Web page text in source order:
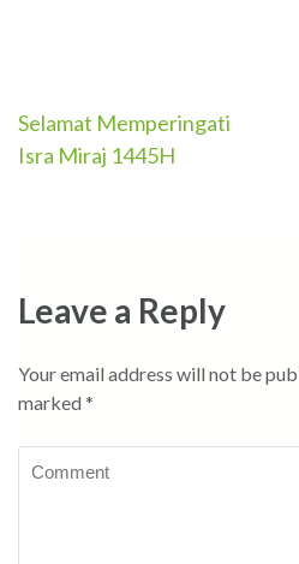
Post
navigation
Selamat Memperingati
Isra Miraj 1445H
Leave a Reply
Your email address will not be
marked *